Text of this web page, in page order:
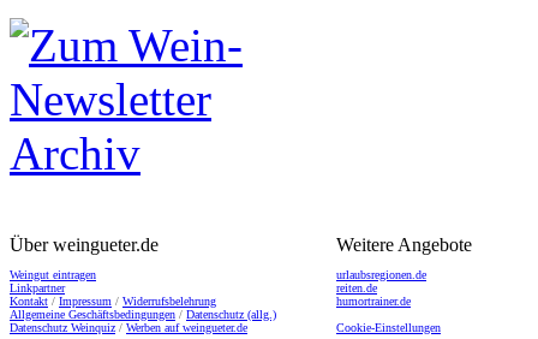
Über weingueter.de
Weingut eintragen
Linkpartner
Kontakt / Impressum / Widerrufsbelehrung
Allgemeine Geschäftsbedingungen / Datenschutz (allg.)
Datenschutz Weinquiz / Werben auf weingueter.de
Weitere Angebote
urlaubsregionen.de
reiten.de
humortrainer.de
Cookie-Einstellungen